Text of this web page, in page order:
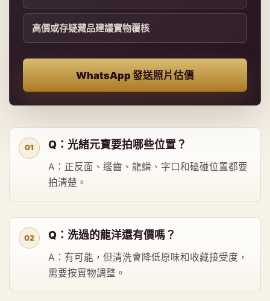
高價或存疑藏品建議實物覆核
WhatsApp 發送照片估價
Q：光緒元寶要拍哪些位置？
A：正反面、邊齒、龍鱗、字口和磕碰位置都要
拍清楚。
Q：洗過的龍洋還有價嗎？
A：有可能，但清洗會降低原味和收藏接受度，
需要按實物調整。